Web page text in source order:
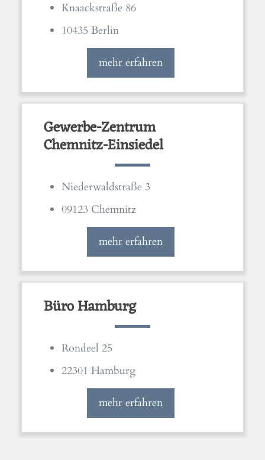
Knaackstraße 86
10435 Berlin
mehr erfahren
Gewerbe-Zentrum
Chemnitz-Einsiedel
Niederwaldstraße 3
09123 Chemnitz
mehr erfahren
Büro Hamburg
Rondeel 25
22301 Hamburg
mehr erfahren